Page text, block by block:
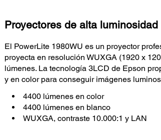
Proyectores de alta luminosidad
El PowerLite 1980WU es un proyector
proyecta en resolución WUXGA (1920 x
lúmenes. La tecnología 3LCD de Epson
y en color para conseguir imágenes
4400 lúmenes en color
4400 lúmenes en blanco
WUXGA, contraste 10.000:1 y LAN